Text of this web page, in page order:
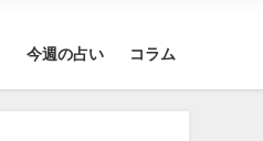
今週の占い コラム